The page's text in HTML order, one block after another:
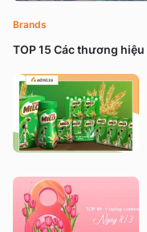
TOP 15 Các thương
Brands